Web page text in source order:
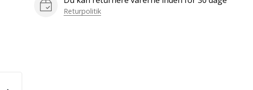
Returpolitik